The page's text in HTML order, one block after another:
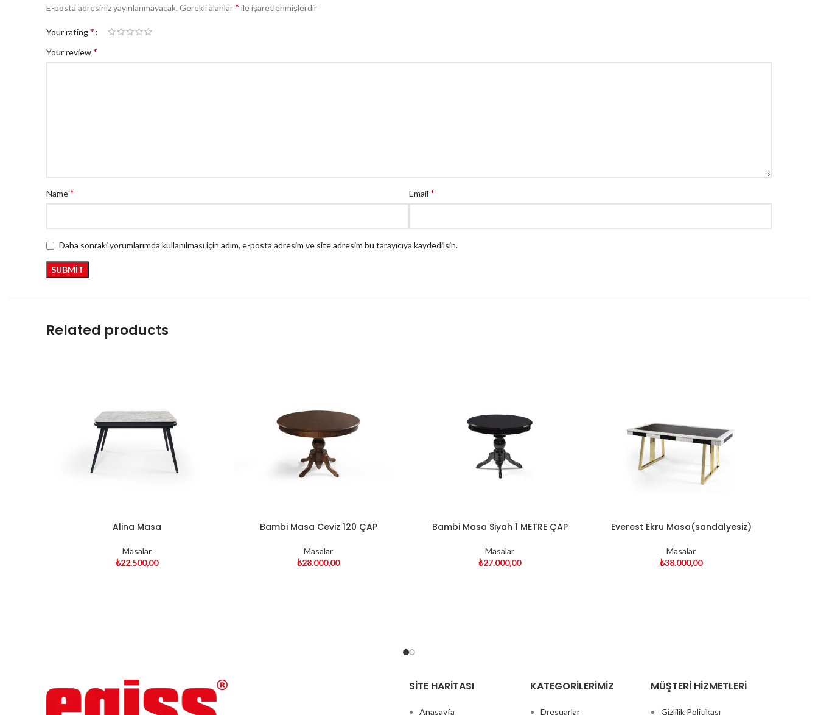
E-posta adresiniz yayınlanmayacak. Gerekli alanlar* ile işaretlenmişlerdir
Your rating*
Your review*
Name* Email *
Daha sonraki yorumlarımda kullanılması için adım, e-posta adresim ve site adresim bu tarayıcıya kaydedilsin.
Related products
Alina Masa
Masalar
₺22.500,00
Bambi Masa Ceviz 120 ÇAP
Masalar
₺28.000,00
Bambi Masa Siyah 1 METRE ÇAP
Masalar
₺27.000,00
Everest Ekru Masa(sandalyesiz)
Masalar
₺38.000,00
SITE HARITASI
Anasayfa
KATEGORILERIMIZ
Dresuarlar
MÜŞTERI HIZMETLERI
Gizlilik Politikası